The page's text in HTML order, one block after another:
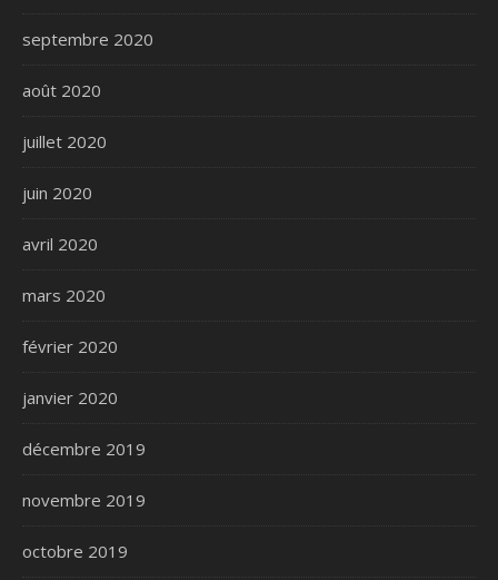
septembre 2020
août 2020
juillet 2020
juin 2020
avril 2020
mars 2020
février 2020
janvier 2020
décembre 2019
novembre 2019
octobre 2019